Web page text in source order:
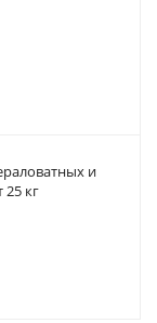
и
кг